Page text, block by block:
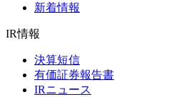
新着情報
IR情報
決算短信
有価証券報告書
IRニュース